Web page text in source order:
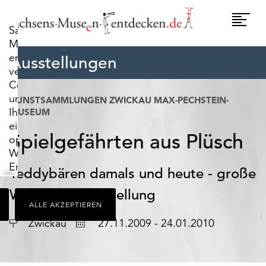
Sachsens-
Museen-
entdecken.de
verwendet
Cookies,
um
Ihnen
ein
optimales
Webseiten-
Erlebnis
zu
bieten.
Dazu
zählen
für
ALLE AKZEPTIEREN
Ausstellungen
KUNSTSAMMLUNGEN ZWICKAU MAX-PECHSTEIN-
MUSEUM
Spielgefährten aus Plüsch
Teddybären damals und heute - große
Weihnachtsausstellung
Ort Zwickau Datum27.11.2009 - 24.01.2010